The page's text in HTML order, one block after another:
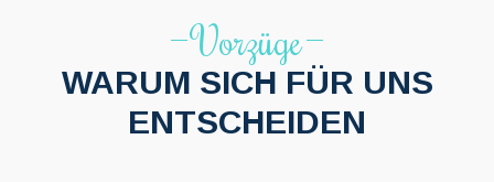
Vorzüge
WARUM SICH FÜR UNS
ENTSCHEIDEN